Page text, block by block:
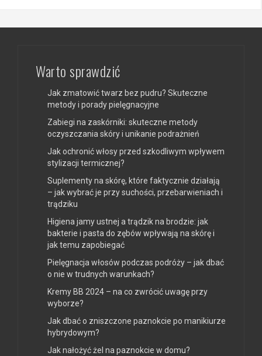
Warto sprawdzić
Jak zmatowić twarz bez pudru? Skuteczne
metody i porady pielęgnacyjne
Zabiegi na zaskórniki: skuteczne metody
oczyszczania skóry i unikanie podrażnień
Jak ochronić włosy przed szkodliwym wpływem
stylizacji termicznej?
Suplementy na skórę, które faktycznie działają
– jak wybrać je przy suchości, przebarwieniach i
trądziku
Higiena jamy ustnej a trądzik na brodzie: jak
bakterie i pasta do zębów wpływają na skórę i
jak temu zapobiegać
Pielęgnacja włosów podczas podróży – jak dbać
o nie w trudnych warunkach?
Kremy BB 2024 – na co zwrócić uwagę przy
wyborze?
Jak dbać o zniszczone paznokcie po manikiurze
hybrydowym?
Jak nałożyć żel na paznokcie w domu?